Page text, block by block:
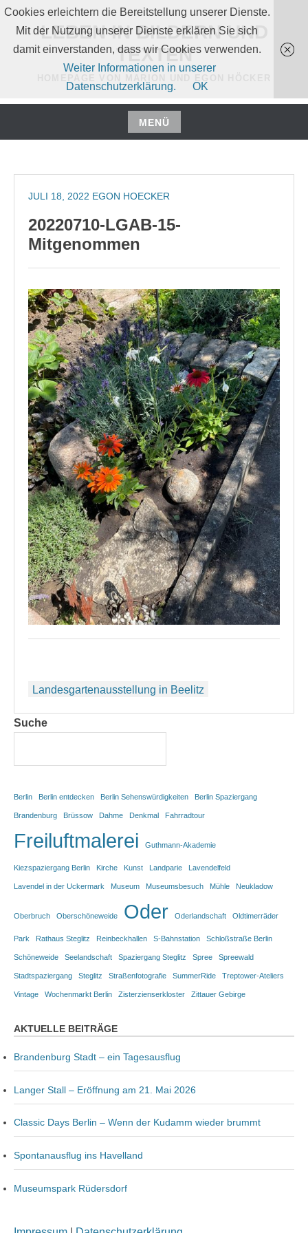
Zum
Inhalt
springen
LEBEN IN BILDERN UND
TEXTEN
MENÜ
Zum
springen
JULI 18, 2022 EGON HOECKER
20220710-LGAB-15-
Mitgenommen
Beitragsnavigation
Landesgartenausstellung in Beelitz
Suche
Berlin Berlin entdecken Berlin Sehenswürdigkeiten Berlin Spaziergang
Brandenburg Brüssow Dahme Denkmal Fahrradtour
Freiluftmalerei Guthmann-Akademie
Kiezspaziergang Berlin Kirche Kunst Landparie Lavendelfeld
Lavendel in der Uckermark Museum Museumsbesuch Mühle Neukladow
Oberbruch Oberschöneweide Oder Oderlandschaft Oldtimerräder
Park Rathaus Steglitz Reinbeckhallen S-Bahnstation Schloßstraße Berlin
Schöneweide Seelandschaft Spaziergang Steglitz Spree Spreewald
Stadtspaziergang Steglitz Straßenfotografie SummerRide Treptower-Ateliers
Vintage Wochenmarkt Berlin Zisterzienserkloster Zittauer Gebirge
AKTUELLE BEITRÄGE
Brandenburg Stadt – ein Tagesausflug
Langer Stall – Eröffnung am 21. Mai 2026
Classic Days Berlin – Wenn der Kudamm wieder brummt
Spontanausflug ins Havelland
Museumspark Rüdersdorf
Cookies erleichtern die Bereitstellung unserer Dienste.
Mit der Nutzung unserer Dienste erklären Sie sich
damit einverstanden, dass wir Cookies verwenden.
Weiter Informationen in unserer
Datenschutzerklärung.
OK